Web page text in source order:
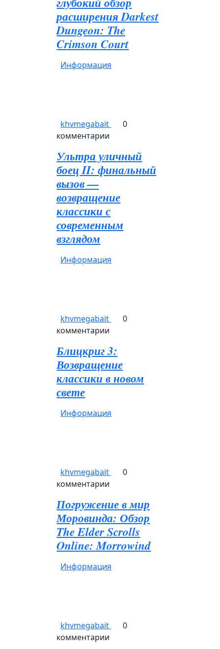
расширения Darkest
Dungeon: The
Crimson Court
Информация
khvmegabait
0
комментарии
Ультра уличный
боец II: финальный
вызов —
возвращение
классики с
современным
взглядом
Информация
khvmegabait
0
комментарии
Блицкриг 3:
Возвращение
классики в новом
свете
Информация
khvmegabait
0
комментарии
Погружение в мир
Моровинда: Обзор
The Elder Scrolls
Online: Morrowind
Информация
khvmegabait
0
комментарии